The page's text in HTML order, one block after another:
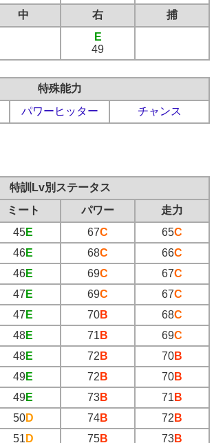
中 右
捕
E
49
特殊能力
パワーヒッター チャンス
特訓Lv別ステータス
ミート パワー
走力
45E 67C 65C
46E 68C 66C
46E 69C 67C
47 E 69C 67C
47 E 70B 68C
48E 71 B 69C
48E 72 B 70B
49E 72 B 70B
49E 73B 71 B
50D 74B 72 B
51 D 75B 73B